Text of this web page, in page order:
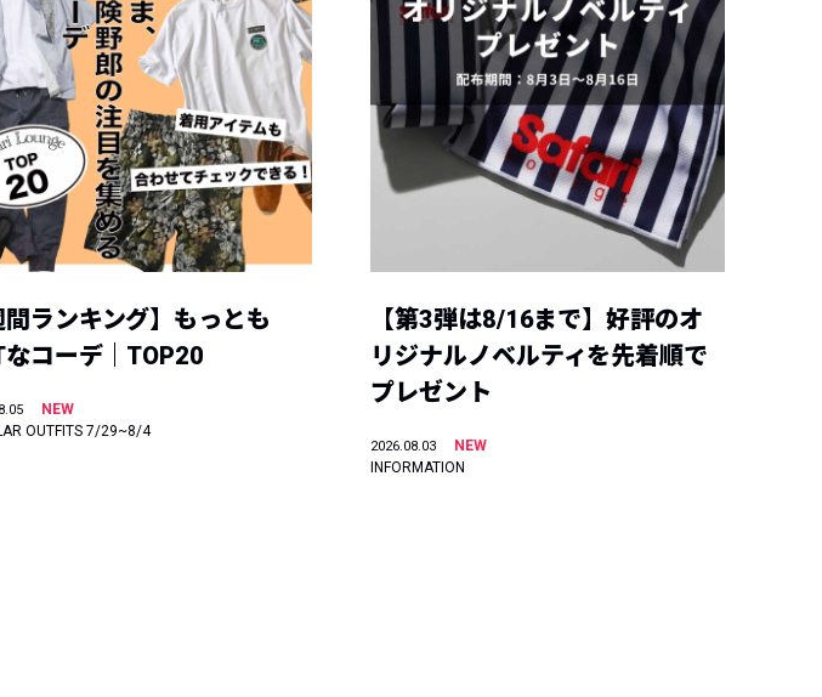
間ランキング】もっとも
なコーデ｜TOP20
NEW
OUTFITS 7/29~8/4
【第3弾は8/16まで】好評のオ
リジナルノベルティを先着順で
プレゼント
2026.08.03
NEW
INFORMATION